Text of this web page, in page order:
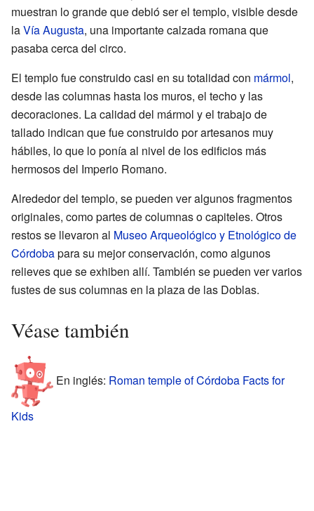
muestran lo grande que debió ser el templo, visible desde
laVía Augusta, una importante calzada romana que
pasaba cerca del circo.
El templo fue construido casi en su totalidad con mármol,
desde las columnas hasta los muros, el techo y las
decoraciones. La calidad del mármol y el trabajo de
tallado indican que fue construido por artesanos muy
hábiles, lo que lo ponía al nivel de los edificios más
hermosos del Imperio Romano.
Alrededor del templo, se pueden ver algunos fragmentos
originales, como partes de columnas o capiteles. Otros
restos se llevaron al Museo Arqueológico y Etnológico de
Córdobapara su mejor conservación, como algunos
relieves que se exhiben allí. También se pueden ver varios
fustes de sus columnas en la plaza de las Doblas.
Véase también
En inglés: Roman temple of Córdoba Facts for
Kids